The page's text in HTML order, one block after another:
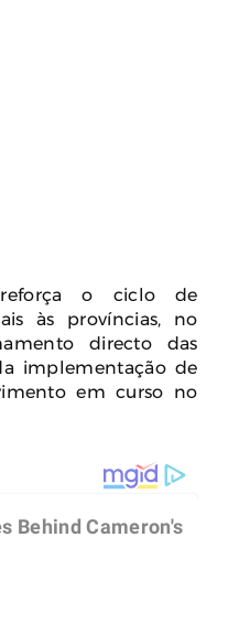
o ciclo de
às províncias, no
directo das
implementação de
em curso no